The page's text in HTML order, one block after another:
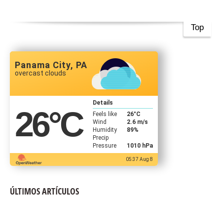
Top
Panama City, PA
overcast clouds
26°C
Details
Feels like
26°C
Wind
2.6 m/s
Humidity
89%
Precip
Pressure
1010 hPa
05:37 Aug 8
ÚLTIMOS ARTÍCULOS